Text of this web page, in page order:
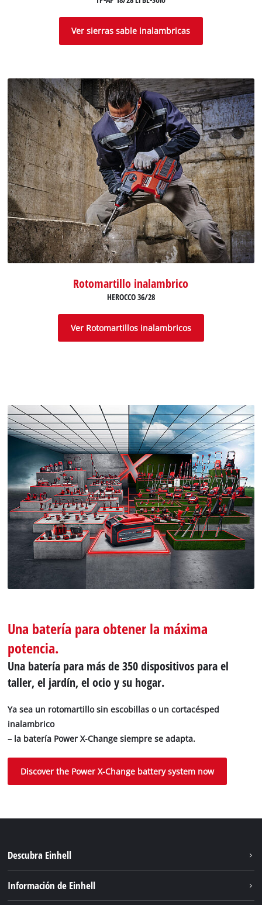
Ver sierras sable inalambricas
Rotomartillo inalambrico
HEROCCO 36/28
Ver Rotomartillos inalambricos
Una batería para obtener la máxima
potencia.
Una batería para más de 350 dispositivos para el
taller, el jardín, el ocio y su hogar.
Ya sea un rotomartillo sin escobillas o un cortacésped
inalambrico
– la batería Power X-Change siempre se adapta.
Discover the Power X-Change battery system now
Descubra Einhell
Información de Einhell